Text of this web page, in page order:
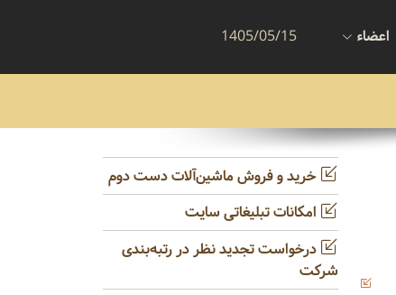
اعضاء 1405/05/15
خرید و فروش ماشین‌آلات دست دوم
امکانات تبلیغاتی سایت
درخواست تجدید نظر در رتبه‌بندی
شرکت